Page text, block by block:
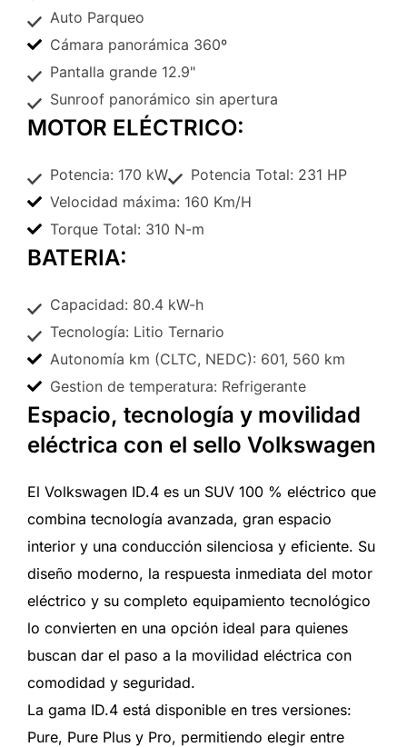
Auto Parqueo
Cámara panorámica 360º
Pantalla grande 12.9"
Sunroof panorámico sin apertura
MOTOR ELÉCTRICO:
Potencia: 170 kW
Potencia Total: 231 HP
Velocidad máxima: 160 Km/H
Torque Total: 310 N-m
BATERIA:
Capacidad: 80.4 kW-h
Tecnología: Litio Ternario
Autonomía km (CLTC, NEDC): 601, 560 km
Gestion de temperatura: Refrigerante
Espacio, tecnología y movilidad
eléctrica con el sello Volkswagen
El Volkswagen ID.4 es un SUV 100 % eléctrico que
combina tecnología avanzada, gran espacio
interior y una conducción silenciosa y eficiente. Su
diseño moderno, la respuesta inmediata del motor
eléctrico y su completo equipamiento tecnológico
lo convierten en una opción ideal para quienes
buscan dar el paso a la movilidad eléctrica con
comodidad y seguridad.
La gama ID.4 está disponible en tres versiones:
Pure, Pure Plus y Pro, permitiendo elegir entre